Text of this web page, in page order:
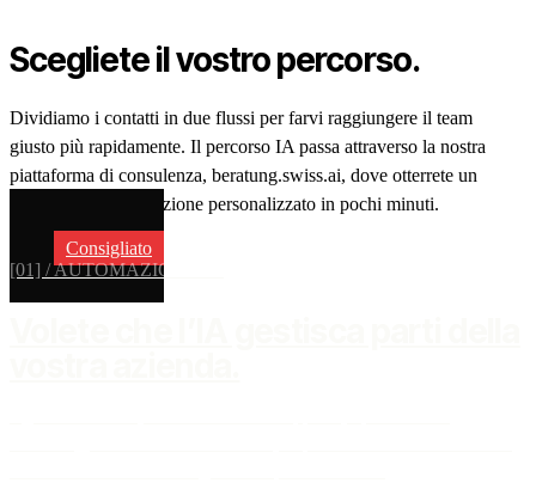
Scegliete il vostro percorso.
Dividiamo i contatti in due flussi per farvi raggiungere il team
giusto più rapidamente. Il percorso IA passa attraverso la nostra
piattaforma di consulenza, beratung.swiss.ai, dove otterrete un
piano di implementazione personalizzato in pochi minuti.
Consigliato
[01] / AUTOMAZIONE IA